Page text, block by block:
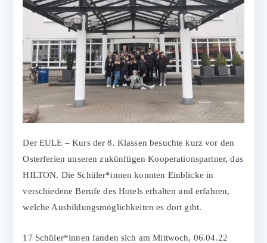
Der EULE – Kurs der 8. Klassen besuchte kurz vor den
Osterferien unseren zukünftigen Kooperationspartner, das
HILTON. Die Schüler*innen konnten Einblicke in
verschiedene Berufe des Hotels erhalten und erfahren,
welche Ausbildungsmöglichkeiten es dort gibt.
17 Schüler*innen fanden sich am Mittwoch, 06.04.22